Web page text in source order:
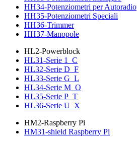
HH34-Potenziometri per Autoradio
HH35-Potenziometri Speciali
HH36-Trimmer
HH37-Manopole
HL2-Powerblock
HL31-Serie 1_C
HL32-Serie D_F
HL33-Serie G_L
HL34-Serie M_O
HL35-Serie P_T
HL36-Serie U_X
HM2-Raspberry Pi
HM31-shield Raspberry Pi